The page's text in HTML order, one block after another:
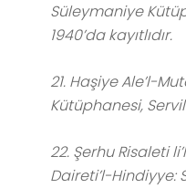
Süleymaniye
1940’da kayıtlıdır.
21. Haşiye Ale’l-
Kütüphanesi,
22. Şerhu Risaleti
Daireti’l-Hindiyye: